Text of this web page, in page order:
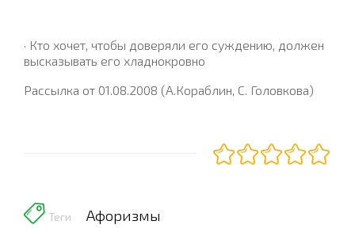
· Кто хочет, чтобы доверяли его суждению, должен
высказывать его хладнокровно
Рассылка от 01.08.2008 (А.Кораблин, С. Головкова)
Теги Афоризмы